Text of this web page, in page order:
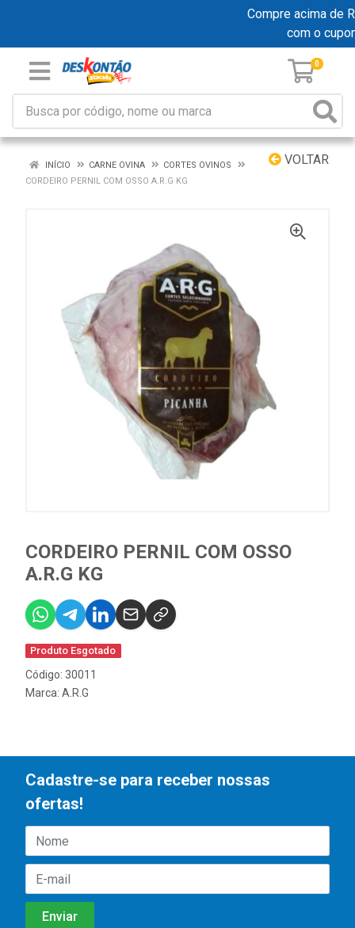
Compre acima de
com o
0
VOLTAR
INÍCIO CARNE OVINA
CORTES OVINOS
CORDEIRO PERNIL COM OSSO A.R.G KG
CORDEIRO PERNIL COM OSSO
A.R.G KG
Produto Esgotado
Código: 30011
Marca: A.R.G
Cadastre-se para receber nossas
ofertas!